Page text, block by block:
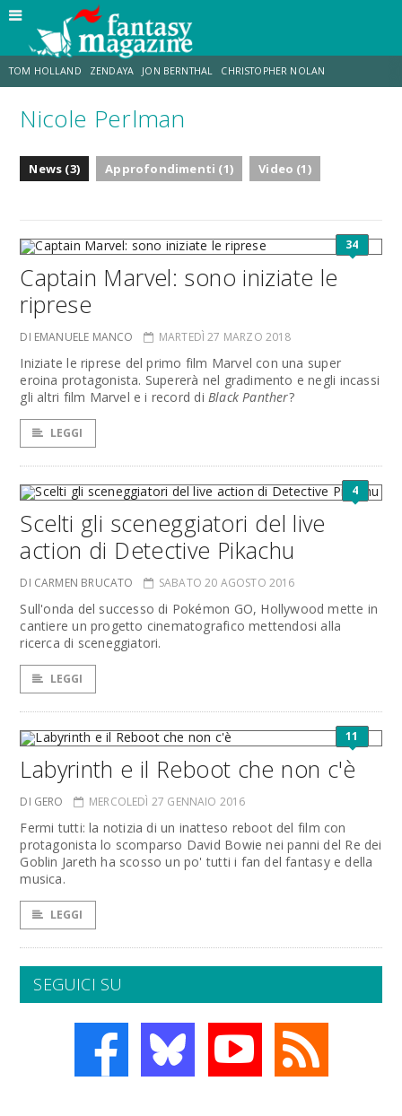
TOM HOLLAND ZENDAYA JON BERNTHAL CHRISTOPHER NOLAN
STRANIMONDI LUCCA COMICS & GAMES
Nicole Perlman
News (3) Approfondimenti (1) Video (1)
34
Captain Marvel: sono iniziate le
riprese
DI EMANUELE MANCO MARTEDÌ 27 MARZO 2018
Iniziate le riprese del primo film Marvel con una super
eroina protagonista. Supererà nel gradimento e negli incassi
gli altri film Marvel e i record di Black Panther?
LEGGI
4
Scelti gli sceneggiatori del live
action di Detective Pikachu
DI CARMEN BRUCATO SABATO 20 AGOSTO 2016
Sull'onda del successo di Pokémon GO, Hollywood mette in
cantiere un progetto cinematografico mettendosi alla
ricerca di sceneggiatori.
LEGGI
11
Labyrinth e il Reboot che non c'è
DI GERO MERCOLEDÌ 27 GENNAIO 2016
Fermi tutti: la notizia di un inatteso reboot del film con
protagonista lo scomparso David Bowie nei panni del Re dei
Goblin Jareth ha scosso un po' tutti i fan del fantasy e della
musica.
LEGGI
SEGUICI SU